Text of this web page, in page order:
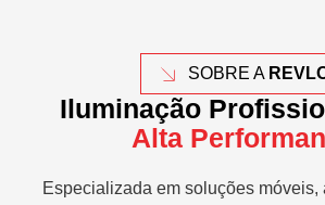
SOBRE A
Iluminação
Alta
Especializada em soluções móveis,